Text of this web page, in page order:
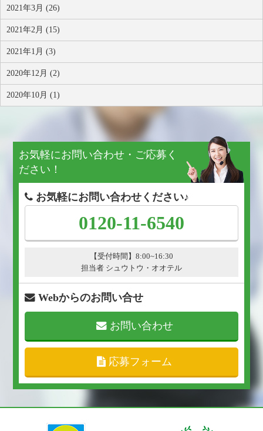
2021年3月 (26)
2021年2月 (15)
2021年1月 (3)
2020年12月 (2)
2020年10月 (1)
お気軽にお問い合わせ・ご応募く
ださい！
お気軽にお問い合わせください♪
0120-11-6540
【受付時間】8:00~16:30
担当者 シュウトウ・オオテル
Webからのお問い合せ
お問い合わせ
応募フォーム